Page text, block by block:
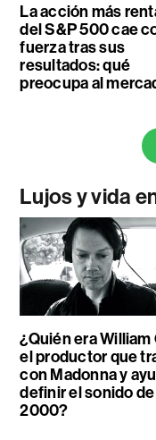
La acción más
del S&P 500 cae
fuerza tras sus
resultados: qué
preocupa al
Lujos y vida
¿Quién era William
el productor que
con Madonna y
definir el sonido
2000?